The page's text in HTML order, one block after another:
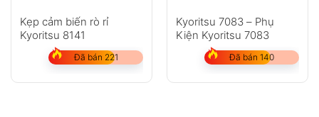
Kẹp cảm biến rò rỉ
Kyoritsu 8141
Đã bán 221
Kyoritsu 7083 – Phụ
Kiện Kyoritsu 7083
Đã bán 140